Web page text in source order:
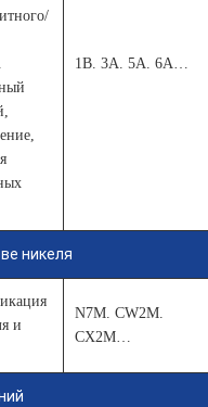
1B. 3A. 5A. 6A…
никеля
и
N7M. CW2M.
CX2M…